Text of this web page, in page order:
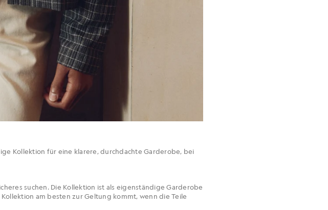
Kollektion für eine klarere, durchdachte Garderobe, bei
suchen. Die Kollektion ist als eigenständige Garderobe
am besten zur Geltung kommt, wenn die Teile